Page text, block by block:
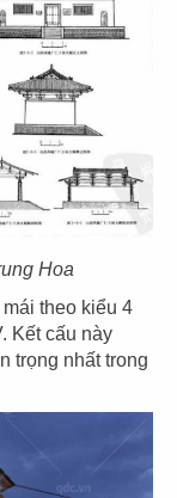
Hoa
theo kiểu 4
Kết cấu này
trọng nhất trong
Biên Hòa,